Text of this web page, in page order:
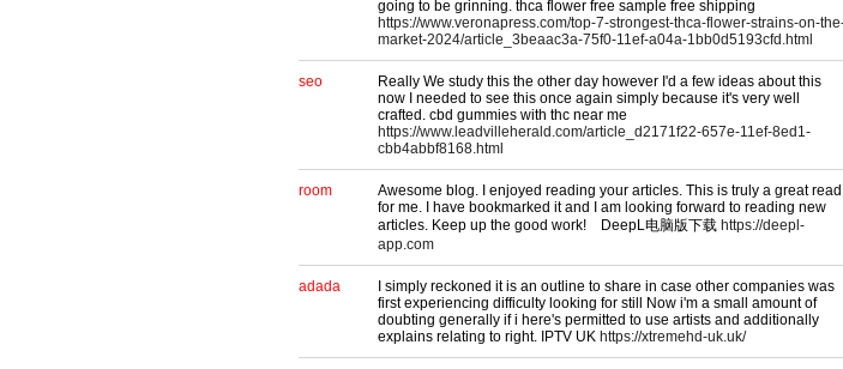
going to be grinning. thca flower free sample free shipping
https://www.veronapress.com/top-7-strongest-thca-flower-strains-on-
market-2024/article_3beaac3a-75f0-11ef-a04a-1bb0d5193cfd.html
seo
Really We study this the other day however I'd a few ideas about this
now I needed to see this once again simply because it's very well
crafted. cbd gummies with thc near me
https://www.leadvilleherald.com/article_d2171f22-657e-11ef-8ed1-
cbb4abbf8168.html
room
Awesome blog. I enjoyed reading your articles. This is truly a great read
for me. I have bookmarked it and I am looking forward to reading new
articles. Keep up the good work! DeepL电脑版下载 https://deepl-
app.com
adada
I simply reckoned it is an outline to share in case other companies was
first experiencing difficulty looking for still Now i'm a small amount of
doubting generally if i here's permitted to use artists and additionally
explains relating to right. IPTV UK https://xtremehd-uk.uk/
목록 |